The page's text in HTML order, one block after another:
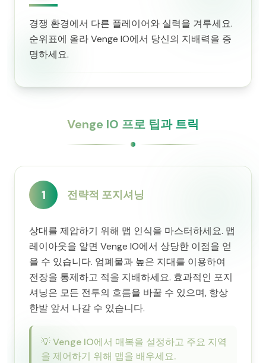
경쟁 환경에서 다른 플레이어와 실력을 겨루세요.
순위표에 올라 Venge IO에서 당신의 지배력을 증
명하세요.
Venge IO 프로 팁과 트릭
1 전략적 포지셔닝
상대를 제압하기 위해 맵 인식을 마스터하세요. 맵
레이아웃을 알면 Venge IO에서 상당한 이점을 얻
을 수 있습니다. 엄폐물과 높은 지대를 이용하여
전장을 통제하고 적을 지배하세요. 효과적인 포지
셔닝은 모든 전투의 흐름을 바꿀 수 있으며, 항상
한발 앞서 나갈 수 있습니다.
💡Venge IO에서 매복을 설정하고 주요 지역
을 제어하기 위해 맵을 배우세요.